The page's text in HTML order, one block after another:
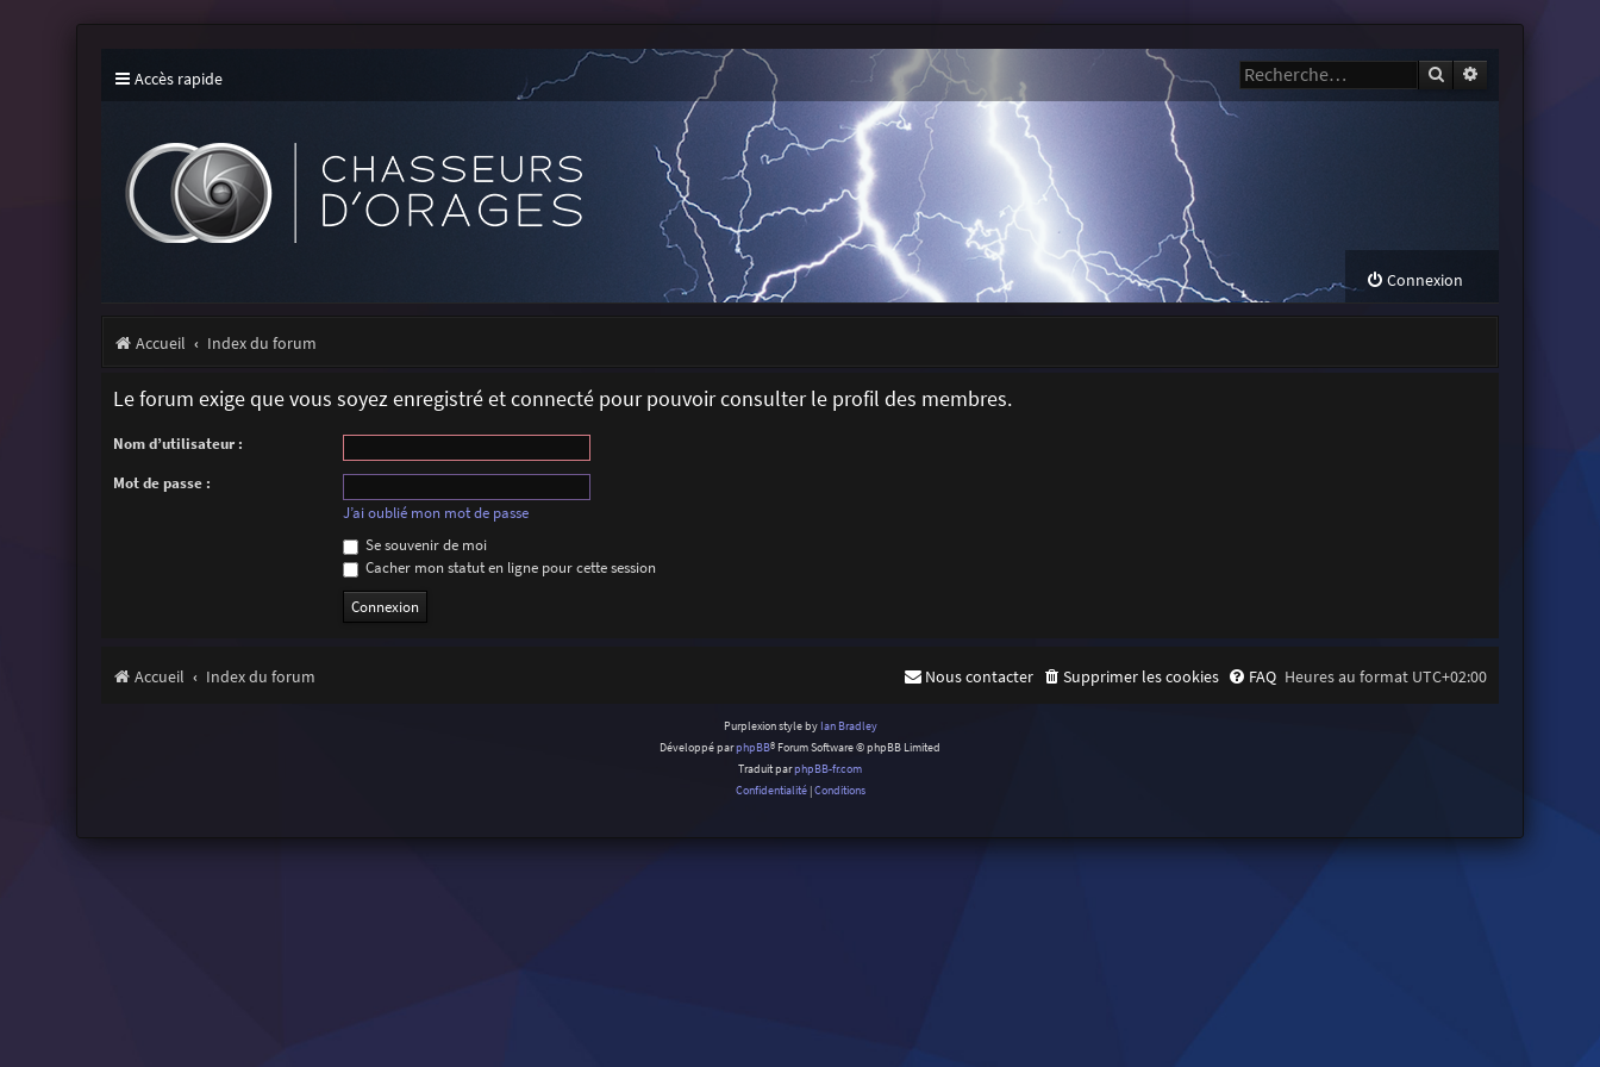
Accès rapide Rechercher
Connexion
Accueil Index du forum
Le forum exige que vous soyez enregistré et connecté pour pouvoir consulter le profil des membres.
Nom d’utilisateur :
Mot de passe :
J’ai oublié mon mot de passe
Se souvenir de moi
Cacher mon statut en ligne pour cette session
Accueil Index du forum Heures au format UTC+02:00
FAQ
Supprimer les cookies
Nous contacter
Purplexion style by Ian Bradley
Développé parphpBB® Forum Software © phpBB Limited
Traduit parphpBB-fr.com
Confidentialité|Conditions